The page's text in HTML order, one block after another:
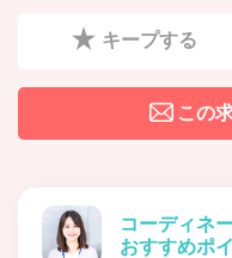
キープする
この
コーディネ
おすすめポ